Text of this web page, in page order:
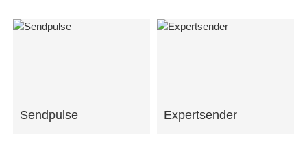
Sendpulse Expertsender